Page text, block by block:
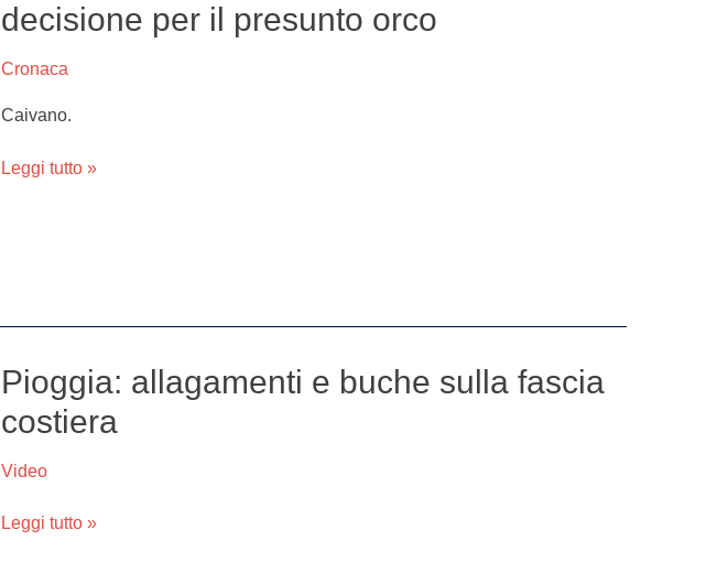
decisione per il presunto orco
Cronaca
Caivano.
piccola
arriva
la
per
Leggi tutto »
Pioggia: allagamenti e buche sulla fascia
costiera
Video
Pioggia:
allagamenti
e
sulla
costiera
Leggi tutto »